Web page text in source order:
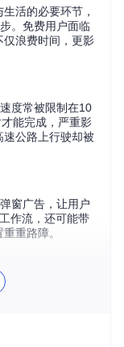
活的必要环节，
。免费用户面临
仅浪费时间，更影
度常被限制在10
能完成，严重影
公路上行驶却被
窗广告，让用户
作流，还可能带
重路障。
下载需重新开